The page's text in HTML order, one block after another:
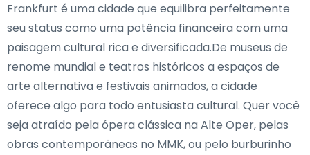
Frankfurt é uma cidade que equilibra perfeitamente
seu status como uma potência financeira com uma
paisagem cultural rica e diversificada.De museus de
renome mundial e teatros históricos a espaços de
arte alternativa e festivais animados, a cidade
oferece algo para todo entusiasta cultural. Quer você
seja atraído pela ópera clássica na Alte Oper, pelas
obras contemporâneas no MMK, ou pelo burburinho